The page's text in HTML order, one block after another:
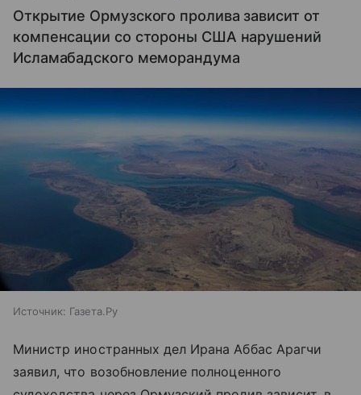
Открытие Ормузского пролива зависит от
компенсации со стороны США нарушений
Исламабадского меморандума
Источник: Газета.Ру
Министр иностранных дел Ирана Аббас Арагчи
заявил, что возобновление полноценного